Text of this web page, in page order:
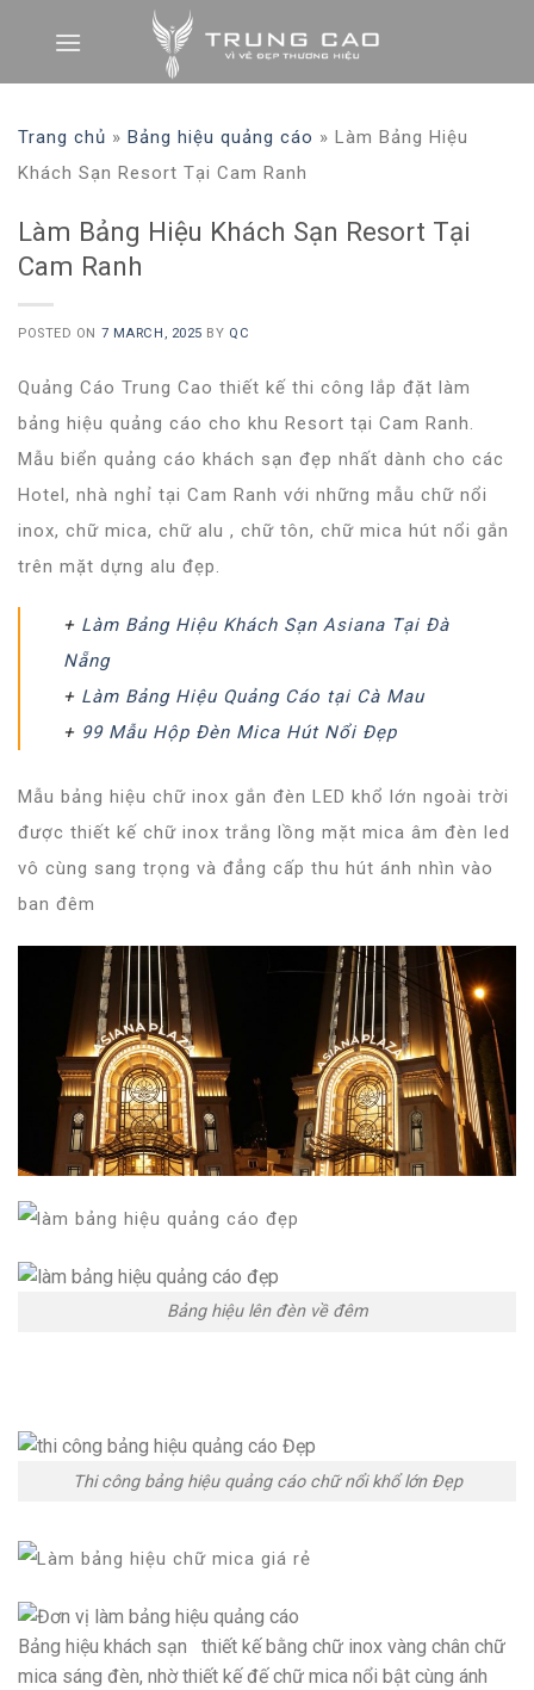
Trang chủ » Bảng hiệu quảng cáo » Làm Bảng Hiệu
Khách Sạn Resort Tại Cam Ranh
Làm Bảng Hiệu Khách Sạn Resort Tại
Cam Ranh
POSTED ON 7 MARCH, 2025 BY QC
Quảng Cáo Trung Cao thiết kế thi công lắp đặt làm
bảng hiệu quảng cáo cho khu Resort tại Cam Ranh.
Mẫu biển quảng cáo khách sạn đẹp nhất dành cho các
Hotel, nhà nghỉ tại Cam Ranh với những mẫu chữ nổi
inox, chữ mica, chữ alu , chữ tôn, chữ mica hút nổi gắn
trên mặt dựng alu đẹp.
+ Làm Bảng Hiệu Khách Sạn Asiana Tại Đà
Nẵng
+ Làm Bảng Hiệu Quảng Cáo tại Cà Mau
+ 99 Mẫu Hộp Đèn Mica Hút Nổi Đẹp
Mẫu bảng hiệu chữ inox gắn đèn LED khổ lớn ngoài trời
được thiết kế chữ inox trắng lồng mặt mica âm đèn led
vô cùng sang trọng và đẳng cấp thu hút ánh nhìn vào
ban đêm
Bảng hiệu lên đèn về đêm
Thi công bảng hiệu quảng cáo chữ nổi khổ lớn Đẹp
Bảng hiệu khách sạn thiết kế bằng chữ inox vàng chân chữ
mica sáng đèn, nhờ thiết kế đế chữ mica nổi bật cùng ánh